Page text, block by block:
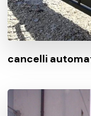
cancelli